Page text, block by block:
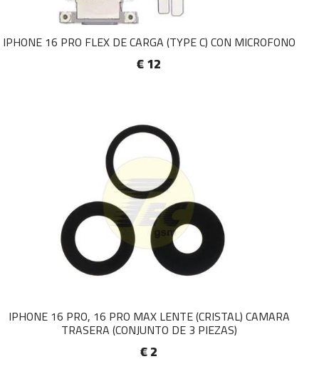
IPHONE 16 PRO FLEX DE CARGA (TYPE C) CON MICROFONO
€ 12
IPHONE 16 PRO, 16 PRO MAX LENTE (CRISTAL) CAMARA
TRASERA (CONJUNTO DE 3 PIEZAS)
€ 2